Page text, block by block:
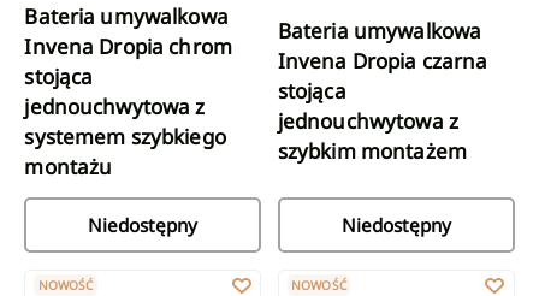
Bateria umywalkowa
Invena Dropia chrom
stojąca
jednouchwytowa z
systemem szybkiego
montażu
Niedostępny
Bateria umywalkowa
Invena Dropia czarna
stojąca
jednouchwytowa z
szybkim montażem
Niedostępny
Bateria umywalkowa Invena Rikia czarna stojąca
NOWOŚĆ Bateria umywalkowa Silva z
NOWOŚĆ